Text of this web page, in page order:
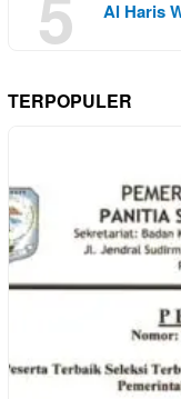
Al Haris
TERPOPULER